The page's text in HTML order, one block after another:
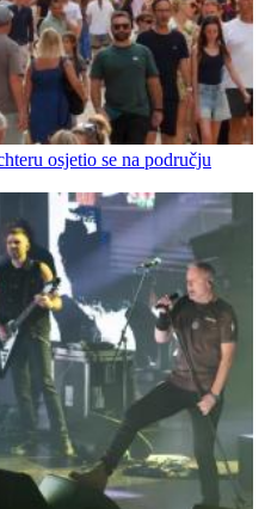
osjetio se na području